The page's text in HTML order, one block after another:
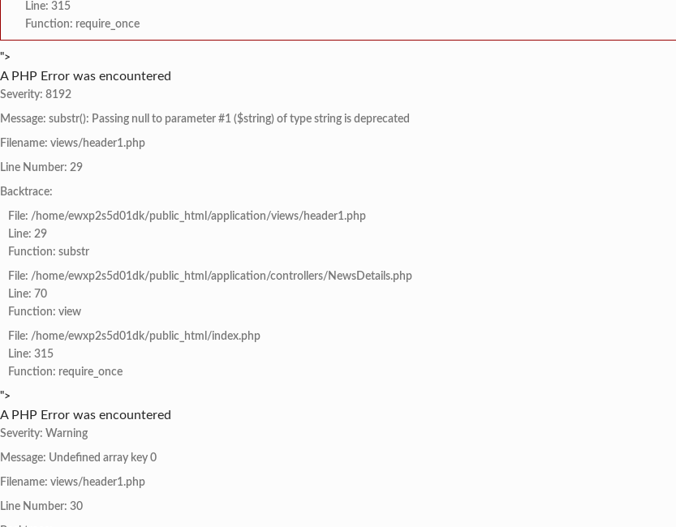
Line: 315
Function: require_once
">
A PHP Error was encountered
Severity: 8192
Message: substr(): Passing null to parameter #1 ($string) of type string is deprecated
Filename: views/header1.php
Line Number: 29
Backtrace:
File: /home/ewxp2s5d01dk/public_html/application/views/header1.php
Line: 29
Function: substr
File: /home/ewxp2s5d01dk/public_html/application/controllers/NewsDetails.php
Line: 70
Function: view
File: /home/ewxp2s5d01dk/public_html/index.php
Line: 315
Function: require_once
">
A PHP Error was encountered
Severity: Warning
Message: Undefined array key 0
Filename: views/header1.php
Line Number: 30